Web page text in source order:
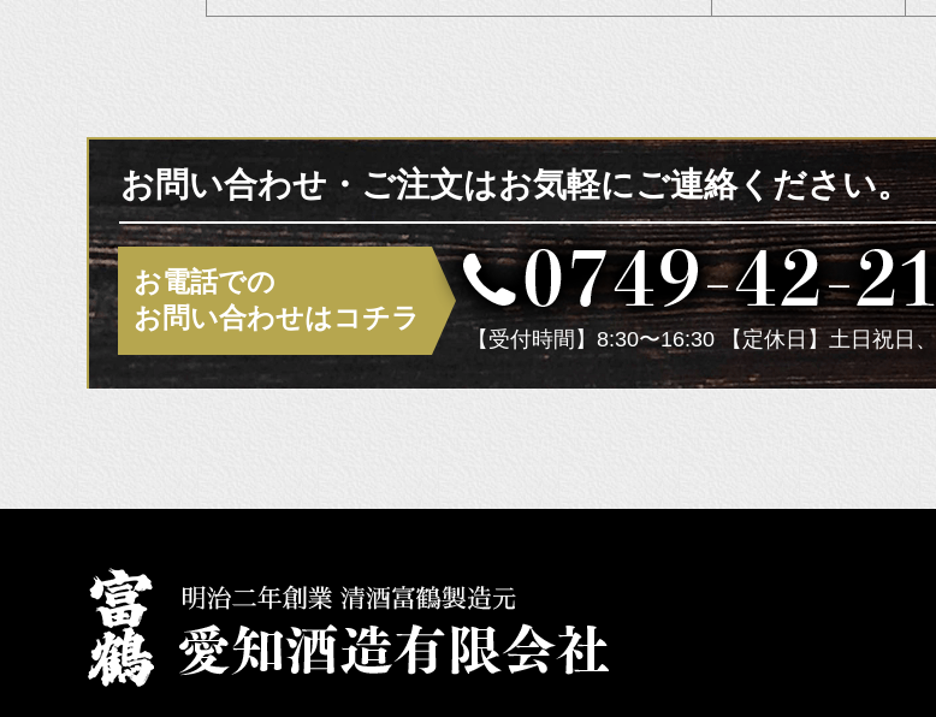
お問い合わせ・ご注文はお気軽にご連絡ください。
お電話での
お問い合わせはコチラ
【受付時間】8:30〜16:30 【定休日】土日祝日